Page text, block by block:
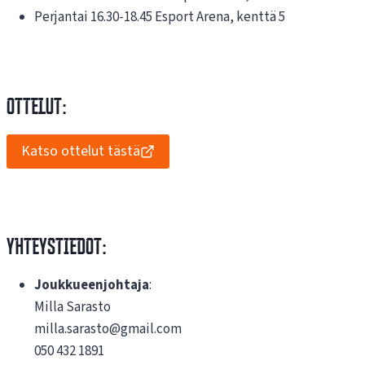
Perjantai 16.30-18.45 Esport Arena, kenttä 5
ottelut:
Katso ottelut tästä
Yhteystiedot:
Joukkueenjohtaja:
Milla Sarasto
milla.sarasto@gmail.com
050 432 1891